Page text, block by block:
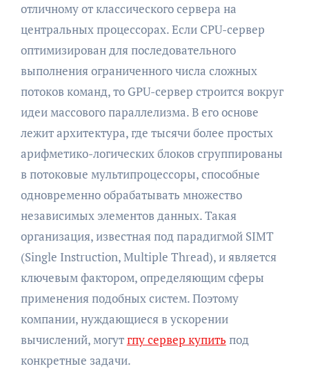
отличному от классического сервера на
центральных процессорах. Если CPU-сервер
оптимизирован для последовательного
выполнения ограниченного числа сложных
потоков команд, то GPU-сервер строится вокруг
идеи массового параллелизма. В его основе
лежит архитектура, где тысячи более простых
арифметико-логических блоков сгруппированы
в потоковые мультипроцессоры, способные
одновременно обрабатывать множество
независимых элементов данных. Такая
организация, известная под парадигмой SIMT
(Single Instruction, Multiple Thread), и является
ключевым фактором, определяющим сферы
применения подобных систем. Поэтому
компании, нуждающиеся в ускорении
вычислений, могутгпу сервер купить под
конкретные задачи.